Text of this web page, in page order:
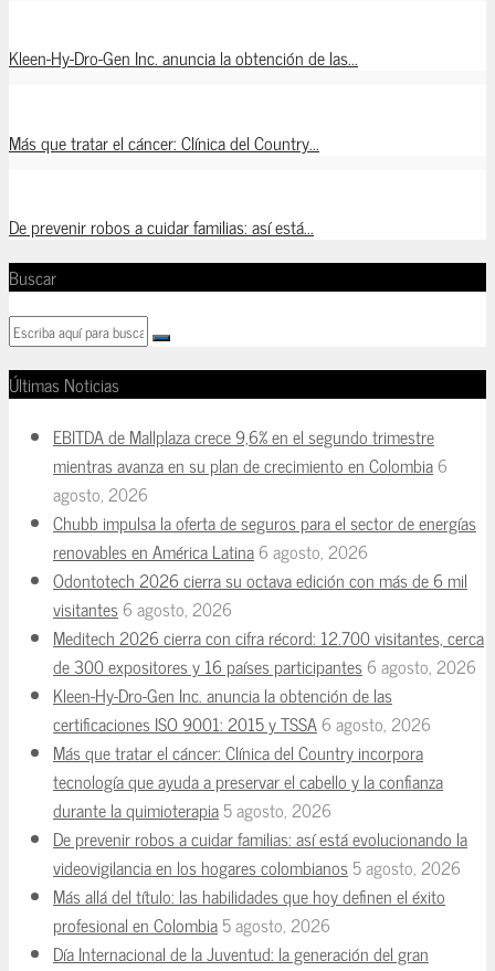
Kleen-Hy-Dro-Gen Inc. anuncia la obtención de las...
Más que tratar el cáncer: Clínica del Country...
De prevenir robos a cuidar familias: así está...
Buscar
Últimas Noticias
EBITDA de Mallplaza crece 9,6% en el segundo trimestre
mientras avanza en su plan de crecimiento en Colombia6
agosto, 2026
Chubb impulsa la oferta de seguros para el sector de energías
renovables en América Latina6 agosto, 2026
Odontotech 2026 cierra su octava edición con más de 6 mil
visitantes6 agosto, 2026
Meditech 2026 cierra con cifra récord: 12.700 visitantes, cerca
de 300 expositores y 16 países participantes6 agosto, 2026
Kleen-Hy-Dro-Gen Inc. anuncia la obtención de las
certificaciones ISO 9001: 2015 y TSSA6 agosto, 2026
Más que tratar el cáncer: Clínica del Country incorpora
tecnología que ayuda a preservar el cabello y la confianza
durante la quimioterapia5 agosto, 2026
De prevenir robos a cuidar familias: así está evolucionando la
videovigilancia en los hogares colombianos5 agosto, 2026
Más allá del título: las habilidades que hoy definen el éxito
profesional en Colombia5 agosto, 2026
Día Internacional de la Juventud: la generación del gran